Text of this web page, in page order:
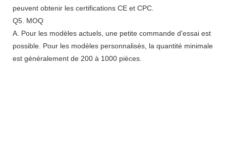
peuvent obtenir les certifications CE et CPC.
Q5. MOQ
A. Pour les modèles actuels, une petite commande d'essai est
possible. Pour les modèles personnalisés, la quantité minimale
est généralement de 200 à 1000 pièces.